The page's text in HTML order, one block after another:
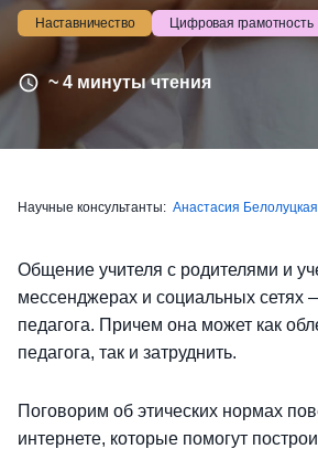
Наставничество Цифровая грамотность
~ 4 минуты чтения
Научные консультанты: Анастасия Белолуцкая
Общение учителя с родителями и
мессенджерах и социальных сетях
педагога. Причем она может как
педагога, так и затруднить.
Поговорим об этических нормах
интернете, которые помогут